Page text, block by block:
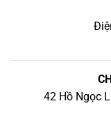
42 Hồ Ngọc